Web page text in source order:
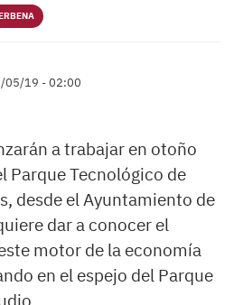
05/19 - 02:00
a trabajar en otoño
Parque Tecnológico de
desde el Ayuntamiento de
dar a conocer el
motor de la economía
en el espejo del Parque